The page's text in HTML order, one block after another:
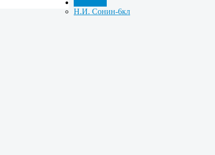
Н.И. Сонин-6кл